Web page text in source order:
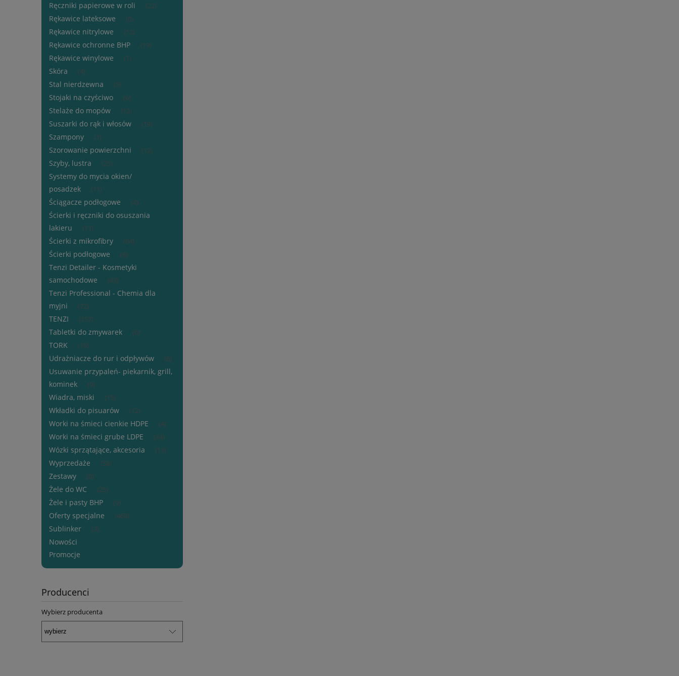
Ręczniki papierowe w roli (22)
Rękawice lateksowe (0)
Rękawice nitrylowe (12)
Rękawice ochronne BHP (19)
Rękawice winylowe (1)
Skóra (4)
Stal nierdzewna (5)
Stojaki na czyściwo (6)
Stelaże do mopów (12)
Suszarki do rąk i włosów (19)
Szampony (1)
Szorowanie powierzchni (12)
Szyby, lustra (25)
Systemy do mycia okien/
posadzek
(11)
Ściągacze podłogowe (4)
Ścierki i ręczniki do osuszania
lakieru
(11)
Ścierki z mikrofibry (64)
Ścierki podłogowe (6)
Tenzi Detailer - Kosmetyki
samochodowe
(43)
Tenzi Professional - Chemia dla
myjni
(72)
TENZI (157)
Tabletki do zmywarek (6)
TORK (16)
Udrażniacze do rur i odpływów (6)
Usuwanie przypaleń- piekarnik, grill,
kominek
(9)
Wiadra, miski (15)
Wkładki do pisuarów (12)
Worki na śmieci cienkie HDPE (4)
Worki na śmieci grube LDPE (34)
Wózki sprzątające, akcesoria (13)
Wyprzedaże (58)
Zestawy (0)
Żele do WC (25)
Żele i pasty BHP (9)
Oferty specjalne (468)
Sublinker (3)
Nowości
Promocje
Producenci
Wybierz producenta